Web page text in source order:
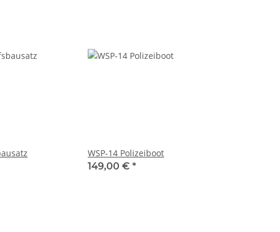
WSP-14 Polizeiboot
149,00 € *